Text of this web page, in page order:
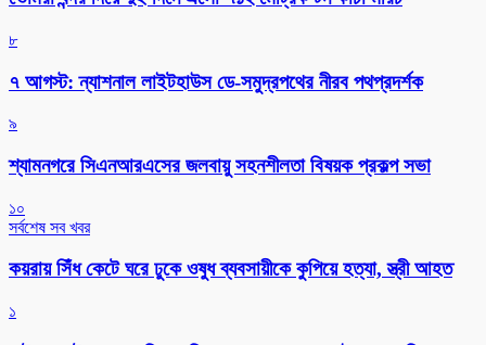
৮
৭ আগস্ট: ন্যাশনাল লাইটহাউস ডে-সমুদ্রপথের নীরব পথপ্রদর্শক
৯
শ্যামনগরে সিএনআরএসের জলবায়ু সহনশীলতা বিষয়ক প্রকল্প সভা
১০
সর্বশেষ সব খবর
কয়রায় সিঁধ কেটে ঘরে ঢুকে ওষুধ ব্যবসায়ীকে কুপিয়ে হত্যা, স্ত্রী আহত
১